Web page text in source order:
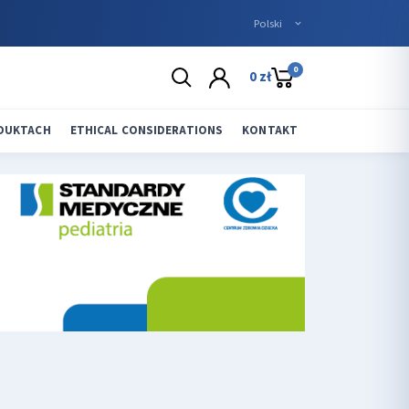
0 zł 0
ETHICAL CONSIDERATIONS KONTAKT